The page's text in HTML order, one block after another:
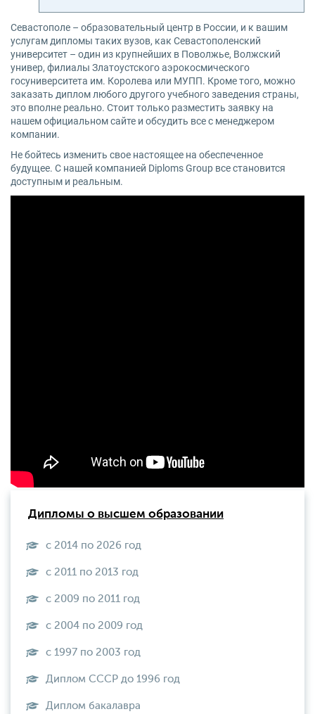
Севастополе – образовательный центр в России, и к вашим
услугам дипломы таких вузов, как Севастополенский
университет – один из крупнейших в Поволжье, Волжский
универ, филиалы Златоустского аэрокосмического
госуниверситета им. Королева или МУПП. Кроме того, можно
заказать диплом любого другого учебного заведения страны,
это вполне реально. Стоит только разместить заявку на
нашем официальном сайте и обсудить все с менеджером
компании.
Не бойтесь изменить свое настоящее на обеспеченное
будущее. С нашей компанией Diploms Group все становится
доступным и реальным.
Дипломы о высшем образовании
с 2014 по 2026 год
с 2011 по 2013 год
с 2009 по 2011 год
с 2004 по 2009 год
с 1997 по 2003 год
Диплом СССР до 1996 год
Диплом бакалавра